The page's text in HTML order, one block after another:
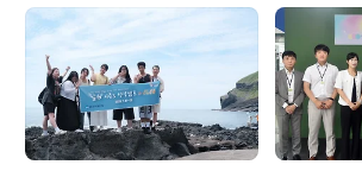
háp đặc biệt để tăng cường công tác kiểm dịch t
rong dịp cuối năm và lễ tết ○ Tăng cường quản l
ý kiểm ..